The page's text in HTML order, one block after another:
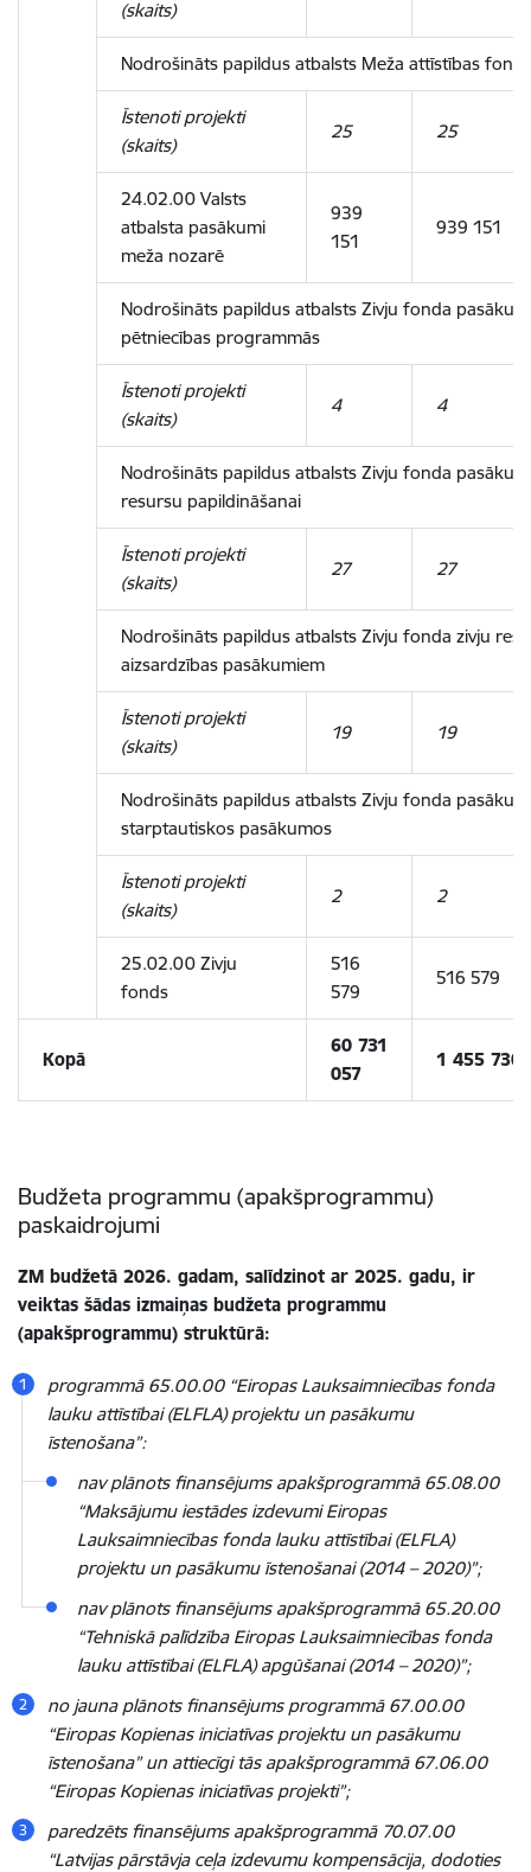
(skaits)
Nodrošināts papildus atbalsts Meža attīstības
Īstenoti projekti
(skaits)
25 25
24.02.00 Valsts
atbalsta pasākumi
meža nozarē
939
151
939 151
Nodrošināts papildus atbalsts Zivju fonda
pētniecības programmās
Īstenoti projekti
(skaits)
4 4
Nodrošināts papildus atbalsts Zivju fonda
resursu papildināšanai
Īstenoti projekti
(skaits)
27 27
Nodrošināts papildus atbalsts Zivju fonda zivju
aizsardzības pasākumiem
Īstenoti projekti
(skaits)
19 19
Nodrošināts papildus atbalsts Zivju fonda
starptautiskos pasākumos
Īstenoti projekti
(skaits)
2 2
25.02.00 Zivju
fonds
516
579
516 579
Kopā
60 731
057
1 455 730
Budžeta programmu (apakšprogrammu)
paskaidrojumi
ZM budžetā 2026. gadam, salīdzinot ar 2025. gadu, ir
veiktas šādas izmaiņas budžeta programmu
(apakšprogrammu) struktūrā:
programmā 65.00.00 “Eiropas Lauksaimniecības fonda
lauku attīstībai (ELFLA) projektu un pasākumu
īstenošana”:
nav plānots finansējums apakšprogrammā65.08.00
“Maksājumu iestādes izdevumi Eiropas
Lauksaimniecības fonda lauku attīstībai (ELFLA)
projektu un pasākumu īstenošanai (2014 – 2020)”;
nav plānots finansējums apakšprogrammā 65.20.00
“Tehniskā palīdzība Eiropas Lauksaimniecības fonda
lauku attīstībai (ELFLA) apgūšanai (2014 – 2020)”;
no jauna plānots finansējums programmā 67.00.00
“Eiropas Kopienas iniciatīvas projektu un pasākumu
īstenošana” un attiecīgi tās apakšprogrammā 67.06.00
“Eiropas Kopienas iniciatīvas projekti”;
paredzēts finansējums apakšprogrammā 70.07.00
“Latvijas pārstāvja ceļa izdevumu kompensācija, dodoties